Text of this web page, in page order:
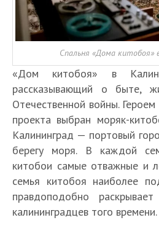
Спальня «Дома китобоя»
«Дом китобоя» в
рассказывающий о быте,
Отечественной войны. Героем
проекта выбран моряк-
Калининград — портовый
берегу моря. В каждой
китобои самые отважные и
семья китобоя наиболее
правдоподобно
калининградцев того времени.